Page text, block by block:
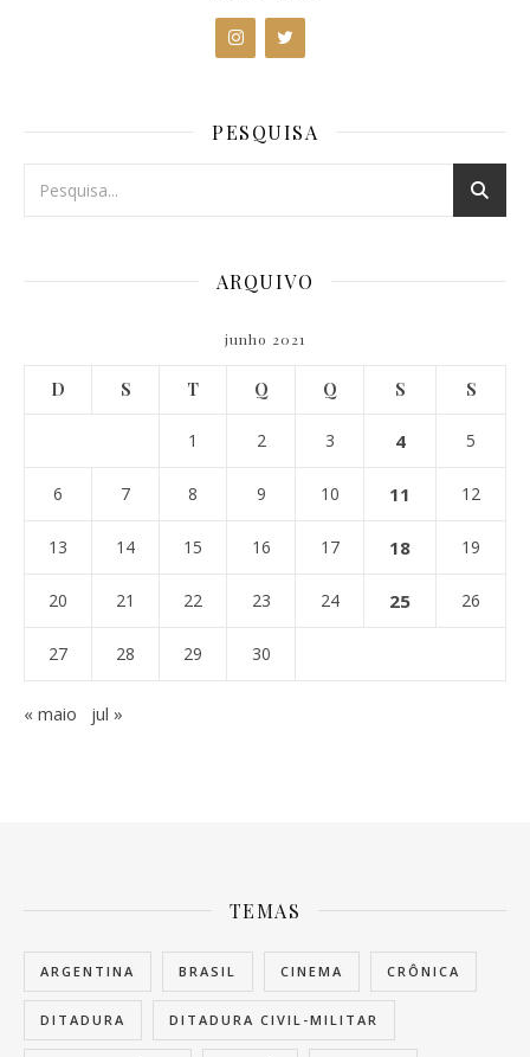
PESQUISA
ARQUIVO
junho 2021
D S T Q Q S S
1 2 3 4 5
6 7 8 9 10 11 12
13 14 15 16 17 18 19
20 21 22 23 24 25 26
27 28 29 30
« maio jul »
TEMAS
ARGENTINA BRASIL CINEMA CRÔNICA
DITADURA DITADURA CIVIL-MILITAR